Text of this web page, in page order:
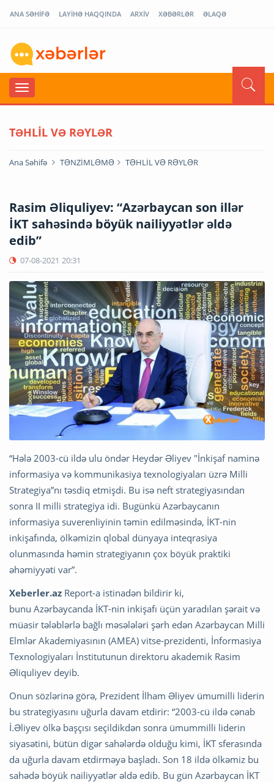
ANA SƏHİFƏ LAYİHƏ HAQQINDA ARXİV XƏBƏRLƏR ƏLAQƏ
TƏHLİL VƏ RƏYLƏR
Ana Səhifə TƏNZİMLƏMƏ TƏHLİL VƏ RƏYLƏR
Rasim Əliquliyev: “Azərbaycan son illər
İKT sahəsində böyük nailiyyətlər əldə
edib”
07-08-2021 20:31
“Hələ 2003-cü ildə ulu öndər Heydər Əliyev "İnkişaf naminə
informasiya və kommunikasiya texnologiyaları üzrə Milli
Strategiya”nı təsdiq etmişdi. Bu isə neft strategiyasından
sonra II milli strategiya idi. Bugünkü Azərbaycanın
informasiya suverenliyinin təmin edilməsində, İKT-nin
inkişafında, ölkəmizin qlobal dünyaya inteqrasiya
olunmasında həmin strategiyanın çox böyük praktiki
əhəmiyyəti var”.
Xeberler.az Report-a istinadən bildirir ki,
bunu Azərbaycanda İKT-nin inkişafı üçün yaradılan şərait və
müasir tələblərlə bağlı məsələləri şərh edən Azərbaycan Milli
Elmlər Akademiyasının (AMEA) vitse-prezidenti, İnformasiya
Texnologiyaları İnstitutunun direktoru akademik Rasim
Əliquliyev deyib.
Onun sözlərinə görə, Prezident İlham Əliyev ümumilli liderin
bu strategiyasını uğurla davam etdirir: “2003-cü ildə cənab
İ.Əliyev ölkə başçısı seçildikdən sonra ümummilli liderin
siyasətini, bütün digər sahələrdə olduğu kimi, İKT sferasında
da uğurla davam etdirməyə başladı. Son 18 ildə ölkəmiz bu
sahədə böyük nailiyyətlər əldə edib. Bu gün Azərbaycan İKT